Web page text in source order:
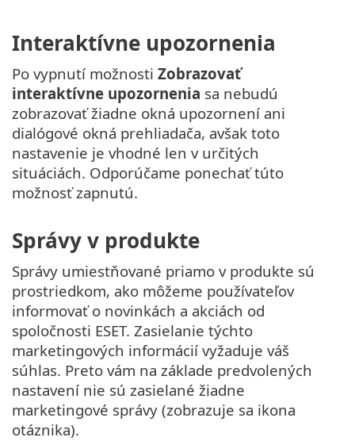
Interaktívne upozornenia
Po vypnutí možnosti Zobrazovať
interaktívne upozornenia sa nebudú
zobrazovať žiadne okná upozornení ani
dialógové okná prehliadača, avšak toto
nastavenie je vhodné len v určitých
situáciách. Odporúčame ponechať túto
možnosť zapnutú.
Správy v produkte
Správy umiestňované priamo v produkte sú
prostriedkom, ako môžeme používateľov
informovať o novinkách a akciách od
spoločnosti ESET. Zasielanie týchto
marketingových informácií vyžaduje váš
súhlas. Preto vám na základe predvolených
nastavení nie sú zasielané žiadne
marketingové správy (zobrazuje sa ikona
otáznika).